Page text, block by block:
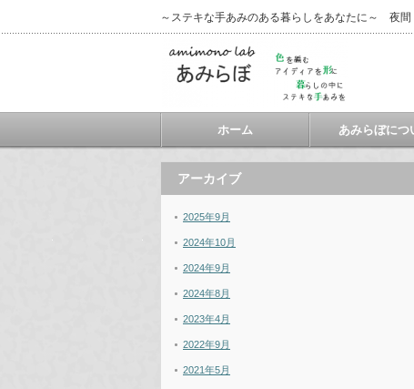
～ステキな手あみのある暮らしをあなたに～ 夜
ホーム あみらぼにつ
アーカイブ
2025年9月
2024年10月
2024年9月
2024年8月
2023年4月
2022年9月
2021年5月